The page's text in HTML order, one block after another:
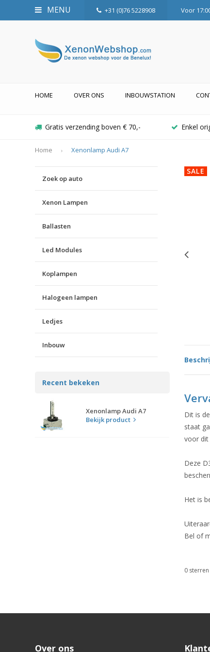
MENU +31 (0)76 5228908 Voor
HOME OVER ONS INBOUWSTATION
Gratis verzending boven € 70,- Enkel
Home Xenonlamp Audi A7
Zoek op auto
Xenon Lampen
Ballasten
Led Modules
Koplampen
Halogeen lampen
Ledjes
Inbouw
Recent bekeken
Xenonlamp Audi A7
Bekijk product
SALE
Dit is
staat
voor dit
Deze
Het is
Bel of
0sterren
Over ons